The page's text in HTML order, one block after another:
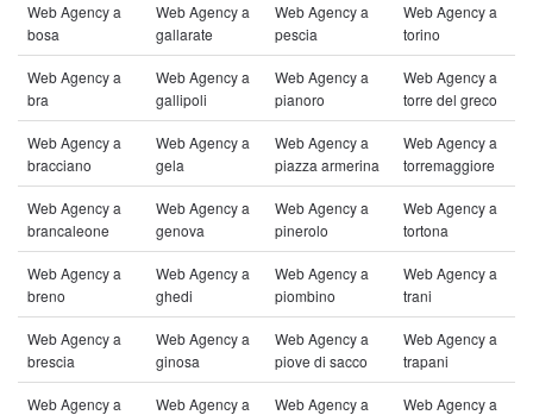
Web Agency a
bosa
Web Agency a
gallarate
Web Agency a
pescia
Web Agency a
torino
Web Agency a
bra
Web Agency a
gallipoli
Web Agency a
pianoro
Web Agency a
torre del greco
Web Agency a
bracciano
Web Agency a
gela
Web Agency a
piazza armerina
Web Agency a
torremaggiore
Web Agency a
brancaleone
Web Agency a
genova
Web Agency a
pinerolo
Web Agency a
tortona
Web Agency a
breno
Web Agency a
ghedi
Web Agency a
piombino
Web Agency a
trani
Web Agency a
brescia
Web Agency a
ginosa
Web Agency a
piove di sacco
Web Agency a
trapani
Web Agency a
Web Agency a
Web Agency a
Web Agency a